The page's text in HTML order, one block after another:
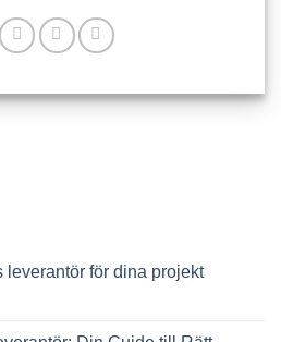
leverantör för dina projekt